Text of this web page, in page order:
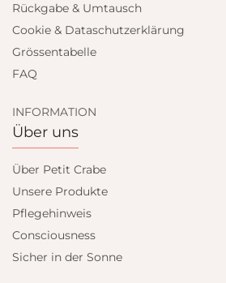
Rückgabe & Umtausch
Cookie & Dataschutzerklärung
Grössentabelle
FAQ
INFORMATION
Über uns
Über Petit Crabe
Unsere Produkte
Pflegehinweis
Consciousness
Sicher in der Sonne